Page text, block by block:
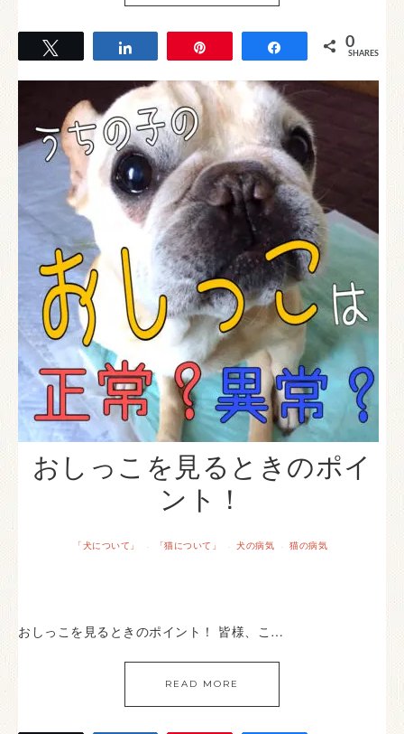
Share 0
SHARES
おしっこを見るときのポイ
ント！
「犬について」 · 「猫について」 · 犬の病気 · 猫の病気
おしっこを見るときのポイント！ 皆様、こ…
READ MORE